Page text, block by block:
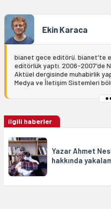
Ekin Karaca
bianet gece editörü. bianet'te
editörlük yaptı. 2006-2007'de
Aktüel dergisinde muhabirlik
Medya ve İletişim Sistemleri
ilgili haberler
Yazar Ahmet
hakkında